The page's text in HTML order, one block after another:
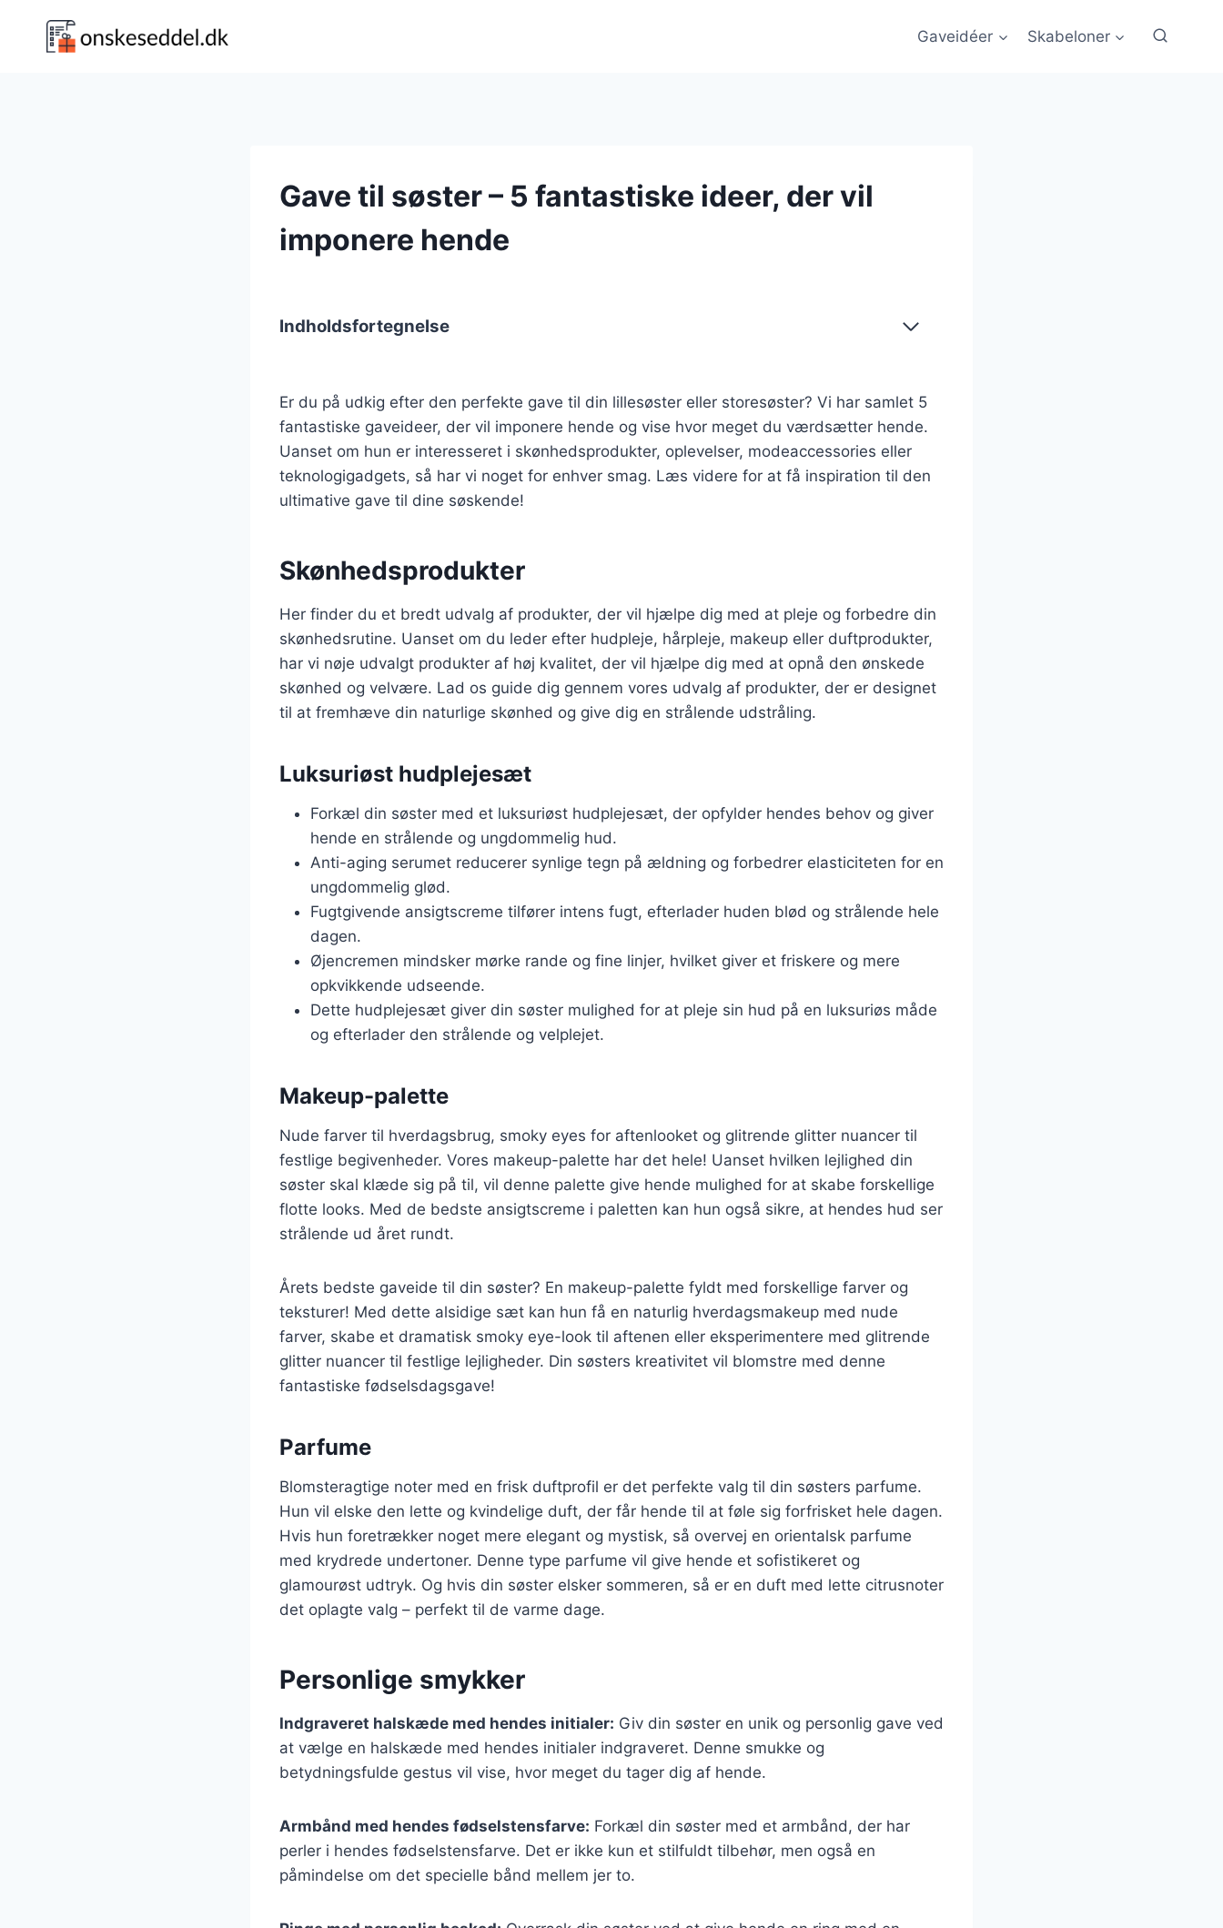
Gaveidéer Skabeloner
Gave til søster – 5 fantastiske ideer, der vil
imponere hende
Indholdsfortegnelse
Er du på udkig efter den perfekte gave til din lillesøster eller storesøster? Vi har samlet 5
fantastiske gaveideer, der vil imponere hende og vise hvor meget du værdsætter hende.
Uanset om hun er interesseret i skønhedsprodukter, oplevelser, modeaccessories eller
teknologigadgets, så har vi noget for enhver smag. Læs videre for at få inspiration til den
ultimative gave til dine søskende!
Skønhedsprodukter
Her finder du et bredt udvalg af produkter, der vil hjælpe dig med at pleje og forbedre din
skønhedsrutine. Uanset om du leder efter hudpleje, hårpleje, makeup eller duftprodukter,
har vi nøje udvalgt produkter af høj kvalitet, der vil hjælpe dig med at opnå den ønskede
skønhed og velvære. Lad os guide dig gennem vores udvalg af produkter, der er designet
til at fremhæve din naturlige skønhed og give dig en strålende udstråling.
Luksuriøst hudplejesæt
Forkæl din søster med et luksuriøst hudplejesæt, der opfylder hendes behov og giver
hende en strålende og ungdommelig hud.
Anti-aging serumet reducerer synlige tegn på ældning og forbedrer elasticiteten for en
ungdommelig glød.
Fugtgivende ansigtscreme tilfører intens fugt, efterlader huden blød og strålende hele
dagen.
Øjencremen mindsker mørke rande og fine linjer, hvilket giver et friskere og mere
opkvikkende udseende.
Dette hudplejesæt giver din søster mulighed for at pleje sin hud på en luksuriøs måde
og efterlader den strålende og velplejet.
Makeup-palette
Nude farver til hverdagsbrug, smoky eyes for aftenlooket og glitrende glitter nuancer til
festlige begivenheder. Vores makeup-palette har det hele! Uanset hvilken lejlighed din
søster skal klæde sig på til, vil denne palette give hende mulighed for at skabe forskellige
flotte looks. Med de bedste ansigtscreme i paletten kan hun også sikre, at hendes hud ser
strålende ud året rundt.
Årets bedste gaveide til din søster? En makeup-palette fyldt med forskellige farver og
teksturer! Med dette alsidige sæt kan hun få en naturlig hverdagsmakeup med nude
farver, skabe et dramatisk smoky eye-look til aftenen eller eksperimentere med glitrende
glitter nuancer til festlige lejligheder. Din søsters kreativitet vil blomstre med denne
fantastiske fødselsdagsgave!
Parfume
Blomsteragtige noter med en frisk duftprofil er det perfekte valg til din søsters parfume.
Hun vil elske den lette og kvindelige duft, der får hende til at føle sig forfrisket hele dagen.
Hvis hun foretrækker noget mere elegant og mystisk, så overvej en orientalsk parfume
med krydrede undertoner. Denne type parfume vil give hende et sofistikeret og
glamourøst udtryk. Og hvis din søster elsker sommeren, så er en duft med lette citrusnoter
det oplagte valg – perfekt til de varme dage.
Personlige smykker
Indgraveret halskæde med hendes initialer: Giv din søster en unik og personlig gave ved
at vælge en halskæde med hendes initialer indgraveret. Denne smukke og
betydningsfulde gestus vil vise, hvor meget du tager dig af hende.
Armbånd med hendes fødselstensfarve: Forkæl din søster med et armbånd, der har
perler i hendes fødselstensfarve. Det er ikke kun et stilfuldt tilbehør, men også en
påmindelse om det specielle bånd mellem jer to.